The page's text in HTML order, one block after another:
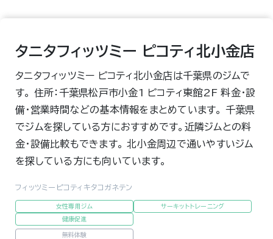
タニタフィッツミー ピコティ北小金店
タニタフィッツミー ピコティ北小金店は千葉県のジムで
す。 住所：千葉県松戸市小金1 ピコティ東館2F 料金・設
備・営業時間などの基本情報をまとめています。 千葉県
でジムを探している方におすすめです。近隣ジムとの料
金・設備比較もできます。 北小金周辺で通いやすいジム
を探している方にも向いています。
フィッツミーピコティキタコガネテン
女性専用ジム サーキットトレーニング
健康促進
無料体験